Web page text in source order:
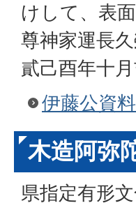
けして、表
尊神家運長
貳己酉年十
伊藤公資
木造阿弥
県指定有形文